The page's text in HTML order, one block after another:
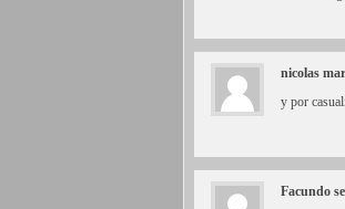
nicolas
y por
Facundo